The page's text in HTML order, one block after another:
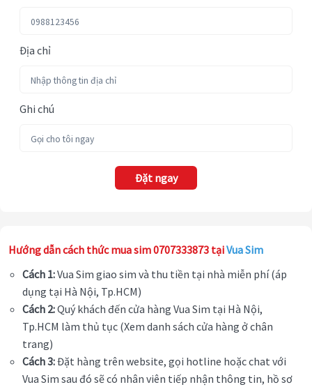
Địa chỉ
Ghi chú
Đặt ngay
Hướng dẫn cách thức mua sim 0707333873 tạiVua Sim
Cách 1:Vua Sim giao sim và thu tiền tại nhà miễn phí (áp
dụng tại Hà Nội, Tp.HCM)
Cách 2:Quý khách đến cửa hàng Vua Sim tại Hà Nội,
Tp.HCM làm thủ tục (Xem danh sách cửa hàng ở chân
trang)
Cách 3:Đặt hàng trên website, gọi hotline hoặc chat với
Vua Sim sau đó sẽ có nhân viên tiếp nhận thông tin, hồ sơ